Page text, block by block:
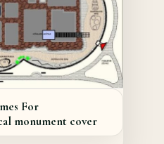
For
monument cover